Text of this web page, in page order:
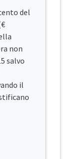
del
non
salvo
il